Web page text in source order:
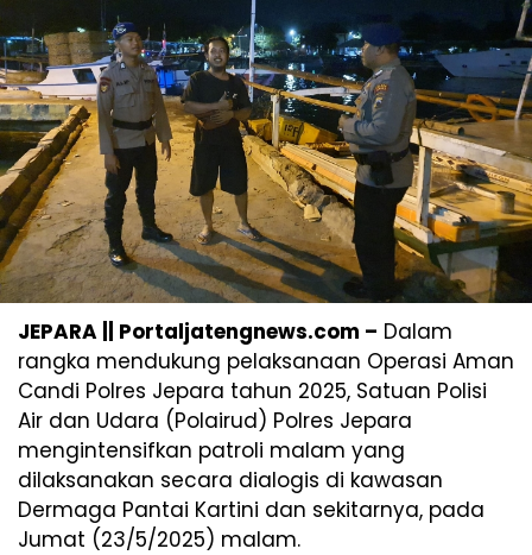
JEPARA || Portaljatengnews.com – Dalam
rangka mendukung pelaksanaan Operasi Aman
Candi Polres Jepara tahun 2025, Satuan Polisi
Air dan Udara (Polairud) Polres Jepara
mengintensifkan patroli malam yang
dilaksanakan secara dialogis di kawasan
Dermaga Pantai Kartini dan sekitarnya, pada
Jumat (23/5/2025) malam.